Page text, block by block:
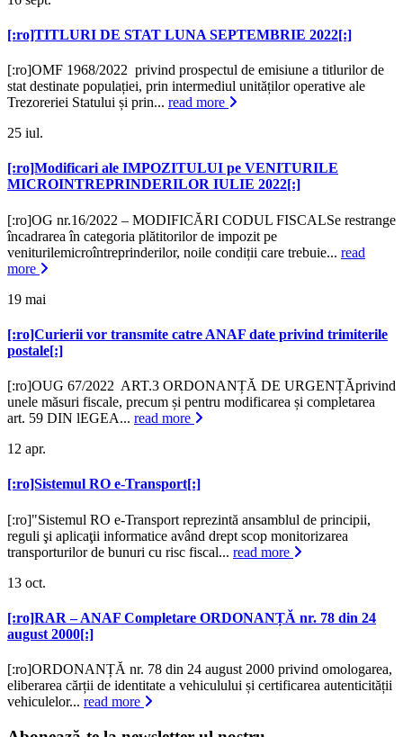
[:ro]TITLURI DE STAT LUNA SEPTEMBRIE 2022[:]
[:ro]OMF 1968/2022 privind prospectul de emisiune a titlurilor de
stat destinate populației, prin intermediul unităților operative ale
Trezoreriei Statului și prin... read more
25 iul.
[:ro]Modificari ale IMPOZITULUI pe VENITURILE
MICROINTREPRINDERILOR IULIE 2022[:]
[:ro]OG nr.16/2022 – MODIFICĂRI CODUL FISCALSe restrange
încadrarea în categoria plătitorilor de impozit pe
veniturilemicroîntreprinderilor, noile condiții care trebuie... read
more
19 mai
[:ro]Curierii vor transmite catre ANAF date privind trimiterile
postale[:]
[:ro]OUG 67/2022 ART.3 ORDONANȚĂ DE URGENȚĂprivind
unele măsuri fiscale, precum și pentru modificarea și completarea
art. 59 DIN lEGEA... read more
12 apr.
[:ro]Sistemul RO e-Transport[:]
[:ro]"Sistemul RO e-Transport reprezintă ansamblul de principii,
reguli şi aplicaţii informatice având drept scop monitorizarea
transporturilor de bunuri cu risc fiscal... read more
13 oct.
[:ro]RAR – ANAF Completare ORDONANȚĂ nr. 78 din 24
august 2000[:]
[:ro]ORDONANȚĂ nr. 78 din 24 august 2000 privind omologarea,
eliberarea cărții de identitate a vehiculului și certificarea autenticității
vehiculelor... read more